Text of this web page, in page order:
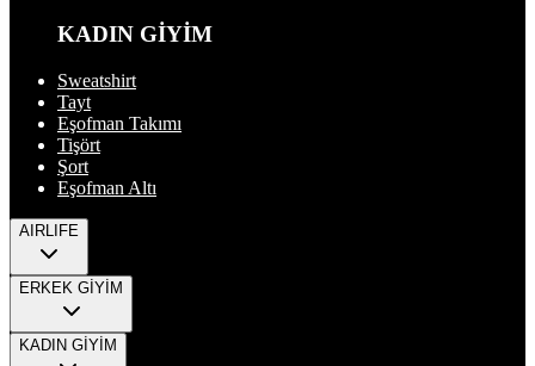
KADIN GİYİM
Sweatshirt
Tayt
Eşofman Takımı
Tişört
Şort
Eşofman Altı
AIRLIFE
ERKEK GİYİM
KADIN GİYİM